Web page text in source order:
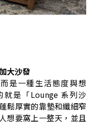
大沙發
是一種生活態度與想
就是「Lounge 系列沙
鬆厚實的靠墊和纖細窄
想要窩上一整天，並且